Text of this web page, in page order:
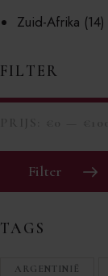
Zuid-Afrika (14)
FILTER
Filter
TAGS
ARGENTINIË